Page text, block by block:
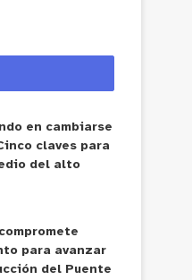
en cambiarse
claves para
del alto
para avanzar
del Puente